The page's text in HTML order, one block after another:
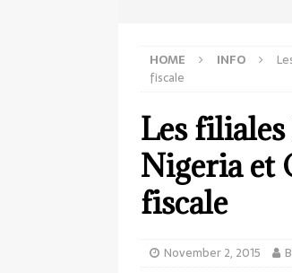
HOME INFO
fiscale
Les
Nigeria et
fiscale
November 2, 2015